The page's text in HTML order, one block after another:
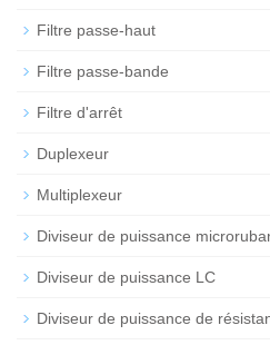
Filtre passe-haut
Filtre passe-bande
Filtre d'arrêt
Duplexeur
Multiplexeur
Diviseur de puissance
Diviseur de puissance LC
Diviseur de puissance de